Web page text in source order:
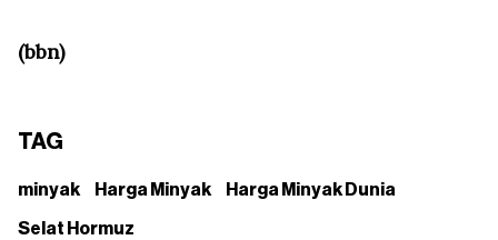
(bbn)
TAG
minyak Harga Minyak Harga Minyak Dunia
Selat Hormuz